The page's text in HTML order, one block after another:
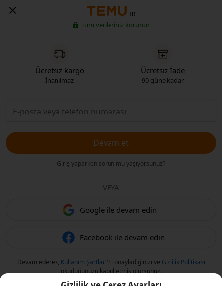
TR
Tüm verileriniz korunur
Ücretsiz kargo
İnanılmaz
Ücretsiz İade
90 güne kadar
Devam et
Giriş yaparken sorun mu yaşıyorsunuz?
VEYA
Google ile devam edin
Facebook ile devam edin
Devam ederek, Kullanım Şartları'nı onayladığınızı ve Gizlilik Politikası
okuduğunuzu kabul etmiş olursunuz.